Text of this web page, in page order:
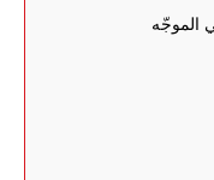
الموجّه